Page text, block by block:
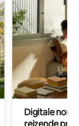
Digitale